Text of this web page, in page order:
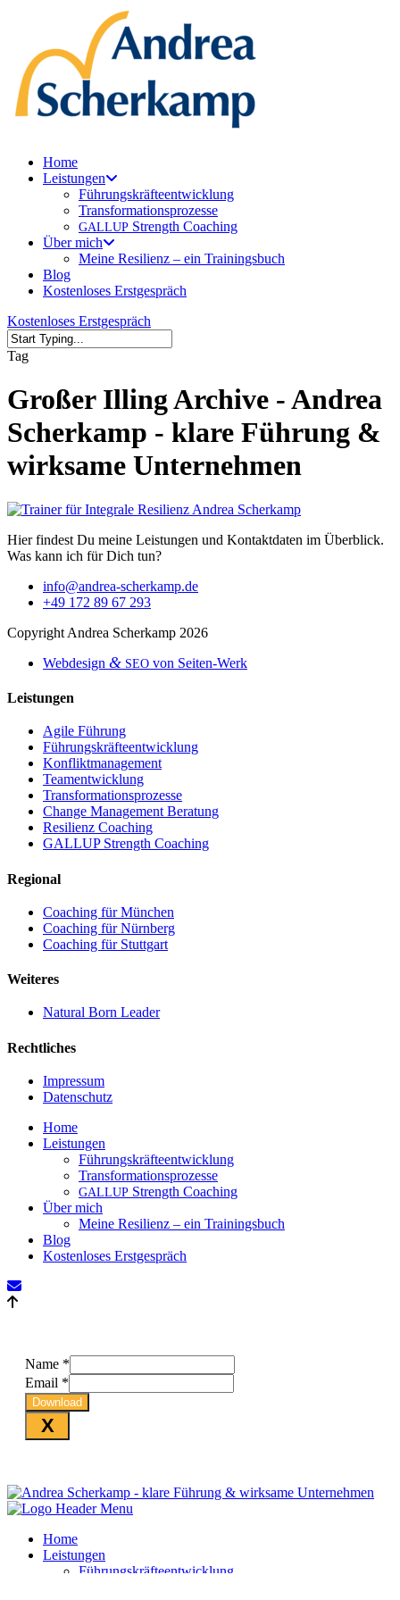
content
Menu
Home
Leistungen
Führungskräfteentwicklung
Transformationsprozesse
GALLUP Strength Coaching
Über mich
Meine Resilienz – ein Trainingsbuch
Blog
Kostenloses Erstgespräch
Kostenloses Erstgespräch
Close
Tag
Großer Illing Archive - Andrea
Scherkamp - klare Führung &
wirksame Unternehmen
Hier find­est Du meine Leis­tun­gen und Kon­tak­t­dat­en im Überblick.
Was kann ich für Dich tun?
info@andrea-scherkamp.de
+49 172 89 67 293
Copy­right Andrea Scherkamp 2026
Web­de­sign & SEO von Seiten-Werk
Leistungen
Agile Führung
Führungskräfteentwicklung
Konfliktmanagement
Teamentwicklung
Transformationsprozesse
Change Management Beratung
Resilienz Coaching
GALLUP Strength Coaching
Regional
Coaching für München
Coaching für Nürnberg
Coaching für Stuttgart
Weiteres
Natural Born Leader
Rechtliches
Impressum
Datenschutz
Close
Menu
Home
Leistungen
Führungskräfteentwicklung
Transformationsprozesse
GALLUP Strength Coaching
Über mich
Meine Resilienz – ein Trainingsbuch
Blog
Kostenloses Erstgespräch
Name *
Email *
Download
X
Home
Leistungen
Führungskräfteentwicklung